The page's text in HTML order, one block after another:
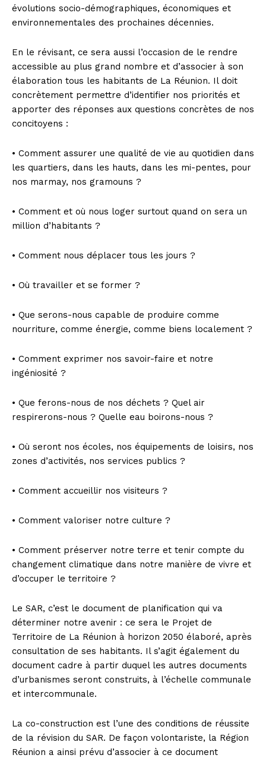
évolutions socio-démographiques, économiques et
environnementales des prochaines décennies.
En le révisant, ce sera aussi l’occasion de le rendre
accessible au plus grand nombre et d’associer à son
élaboration tous les habitants de La Réunion. Il doit
concrètement permettre d’identifier nos priorités et
apporter des réponses aux questions concrètes de nos
concitoyens :
• Comment assurer une qualité de vie au quotidien dans
les quartiers, dans les hauts, dans les mi-pentes, pour
nos marmay, nos gramouns ?
• Comment et où nous loger surtout quand on sera un
million d’habitants ?
• Comment nous déplacer tous les jours ?
• Où travailler et se former ?
• Que serons-nous capable de produire comme
nourriture, comme énergie, comme biens localement ?
• Comment exprimer nos savoir-faire et notre
ingéniosité ?
• Que ferons-nous de nos déchets ? Quel air
respirerons-nous ? Quelle eau boirons-nous ?
• Où seront nos écoles, nos équipements de loisirs, nos
zones d’activités, nos services publics ?
• Comment accueillir nos visiteurs ?
• Comment valoriser notre culture ?
• Comment préserver notre terre et tenir compte du
changement climatique dans notre manière de vivre et
d’occuper le territoire ?
Le SAR, c’est le document de planification qui va
déterminer notre avenir : ce sera le Projet de
Territoire de La Réunion à horizon 2050 élaboré, après
consultation de ses habitants. Il s’agit également du
document cadre à partir duquel les autres documents
d’urbanismes seront construits, à l’échelle communale
et intercommunale.
La co-construction est l’une des conditions de réussite
de la révision du SAR. De façon volontariste, la Région
Réunion a ainsi prévu d’associer à ce document